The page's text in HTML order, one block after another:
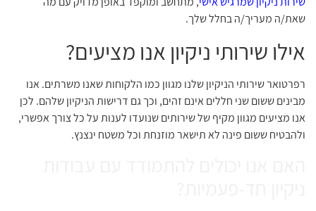
שאת/ה מעריך/ה בחלל שלך.
אילו שירותי ניקיון אנו מציעים?
רפרטואר שירותי הניקיון שלנו מגוון כמו הלקוחות שאנו משרתים. אנו
מבינים ששום שני חללים אינם זהים, וכך גם דרישות הניקיון שלהם. לכן
אנו מציעים מגוון מקיף של שירותים שנועדו לענות על כל צורך אפשרי,
ולהבטיח ששום פינה לא תישאר מוזנחת וכל משטח ינצנץ.